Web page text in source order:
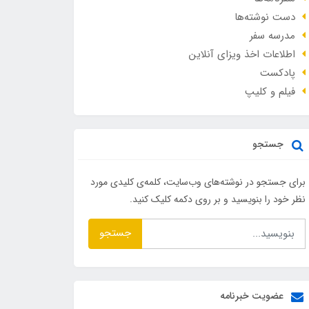
دست نوشته‌ها
مدرسه سفر
اطلاعات اخذ ویزای آنلاین
پادکست
فیلم و کلیپ
جستجو
برای جستجو در نوشته‌های وب‌سایت، کلمه‌ی کلیدی مورد
نظر خود را بنویسید و بر روی دکمه کلیک کنید.
جستجو
عضویت خبرنامه